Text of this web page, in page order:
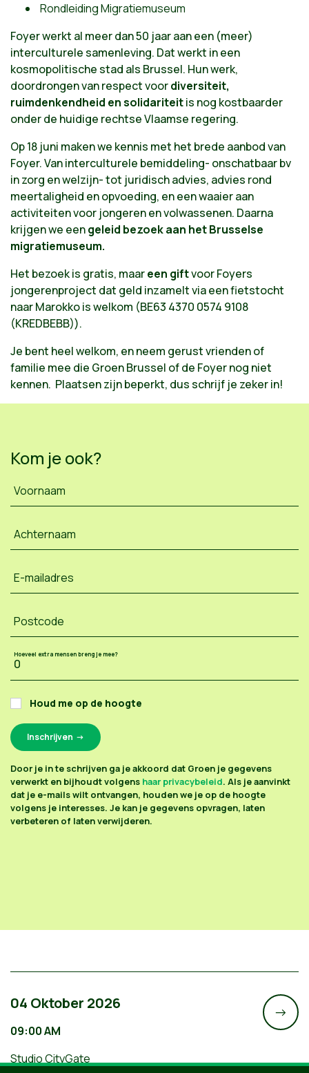
Rondleiding Migratiemuseum
Foyer werkt al meer dan 50 jaar aan een (meer)
interculturele samenleving. Dat werkt in een
kosmopolitische stad als Brussel. Hun werk,
doordrongen van respect voordiversiteit,
ruimdenkendheid en solidariteitis nog kostbaarder
onder de huidige rechtse Vlaamse regering.
Op 18 juni maken we kennis met het brede aanbod van
Foyer. Van interculturele bemiddeling- onschatbaar bv
in zorg en welzijn- tot juridisch advies, advies rond
meertaligheid en opvoeding, en een waaier aan
activiteiten voor jongeren en volwassenen. Daarna
krijgen we eengeleid bezoek aan het Brusselse
migratiemuseum.
Het bezoek is gratis, maareen giftvoor Foyers
jongerenproject dat geld inzamelt via een fietstocht
naar Marokko is welkom (BE63 4370 0574 9108
(KREDBEBB)).
Je bent heel welkom, en neem gerust vrienden of
familie mee die Groen Brussel of de Foyer nog niet
kennen. Plaatsen zijn beperkt, dus schrijf je zeker in!
Kom je ook?
Voornaam
Achternaam
E-mailadres
Postcode
Hoeveel extra mensen breng je mee?
Houd me op de hoogte
Door je in te schrijven ga je akkoord dat Groen je gegevens
verwerkt en bijhoudt volgens haar privacybeleid. Als je aanvinkt
dat je e-mails wilt ontvangen, houden we je op de hoogte
volgens je interesses. Je kan je gegevens opvragen, laten
verbeteren of laten verwijderen.
04 Oktober 2026
09:00 AM
Studio CityGate
->